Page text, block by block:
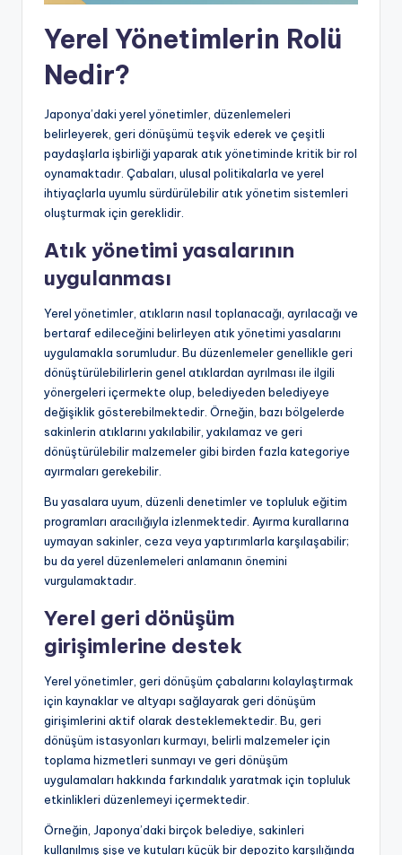
Yerel Yönetimlerin Rolü
Nedir?
Japonya’daki yerel yönetimler, düzenlemeleri
belirleyerek, geri dönüşümü teşvik ederek ve çeşitli
paydaşlarla işbirliği yaparak atık yönetiminde kritik bir rol
oynamaktadır. Çabaları, ulusal politikalarla ve yerel
ihtiyaçlarla uyumlu sürdürülebilir atık yönetim sistemleri
oluşturmak için gereklidir.
Atık yönetimi yasalarının
uygulanması
Yerel yönetimler, atıkların nasıl toplanacağı, ayrılacağı ve
bertaraf edileceğini belirleyen atık yönetimi yasalarını
uygulamakla sorumludur. Bu düzenlemeler genellikle geri
dönüştürülebilirlerin genel atıklardan ayrılması ile ilgili
yönergeleri içermekte olup, belediyeden belediyeye
değişiklik gösterebilmektedir. Örneğin, bazı bölgelerde
sakinlerin atıklarını yakılabilir, yakılamaz ve geri
dönüştürülebilir malzemeler gibi birden fazla kategoriye
ayırmaları gerekebilir.
Bu yasalara uyum, düzenli denetimler ve topluluk eğitim
programları aracılığıyla izlenmektedir. Ayırma kurallarına
uymayan sakinler, ceza veya yaptırımlarla karşılaşabilir;
bu da yerel düzenlemeleri anlamanın önemini
vurgulamaktadır.
Yerel geri dönüşüm
girişimlerine destek
Yerel yönetimler, geri dönüşüm çabalarını kolaylaştırmak
için kaynaklar ve altyapı sağlayarak geri dönüşüm
girişimlerini aktif olarak desteklemektedir. Bu, geri
dönüşüm istasyonları kurmayı, belirli malzemeler için
toplama hizmetleri sunmayı ve geri dönüşüm
uygulamaları hakkında farkındalık yaratmak için topluluk
etkinlikleri düzenlemeyi içermektedir.
Örneğin, Japonya’daki birçok belediye, sakinleri
kullanılmış şişe ve kutuları küçük bir depozito karşılığında